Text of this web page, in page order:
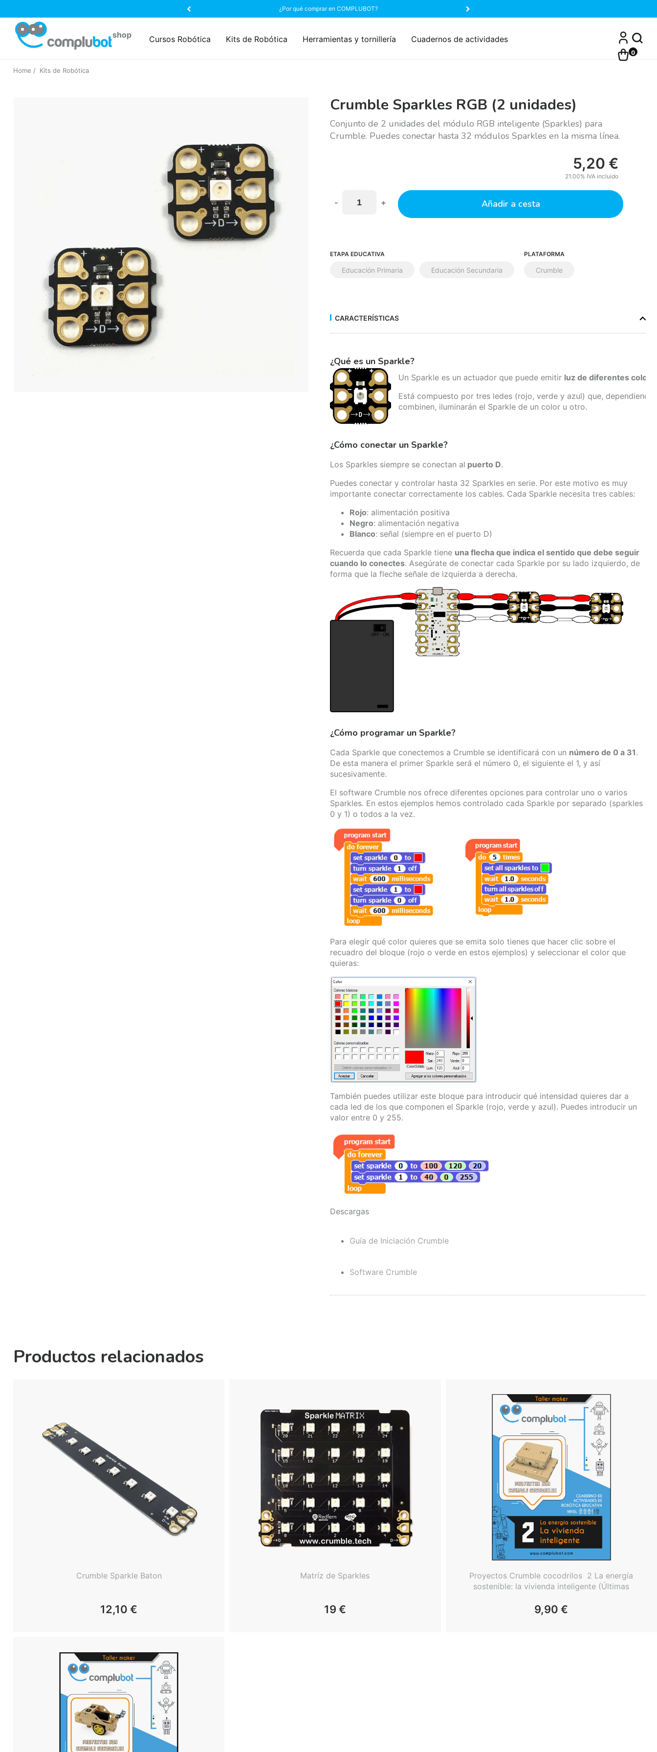
¿Por qué comprar en COMPLUBOT?
0
Cursos Robótica Kits de Robótica Herramientas y tornillería Cuadernos de actividades
Home Kits de Robótica
Crumble Sparkles RGB (2 unidades)
Conjunto de 2 unidades del módulo RGB inteligente (Sparkles) para
Crumble. Puedes conectar hasta 32 módulos Sparkles en la misma línea.
5,20 €
21.00% IVA incluido
- + Añadir a cesta
ETAPA EDUCATIVA
Educación Primaria Educación Secundaria
PLATAFORMA
Crumble
CARACTERÍSTICAS
¿Qué es un Sparkle?
Un Sparkle es un actuador que puede emitir luz de diferentes
Está compuesto por tres ledes (rojo, verde y azul) que, dependiendo
combinen, iluminarán el Sparkle de un color u otro.
¿Cómo conectar un Sparkle?
Los Sparkles siempre se conectan al puerto D.
Puedes conectar y controlar hasta 32 Sparkles en serie. Por este motivo es muy
importante conectar correctamente los cables. Cada Sparkle necesita tres cables:
Rojo: alimentación positiva
Negro: alimentación negativa
Blanco: señal (siempre en el puerto D)
Recuerda que cada Sparkle tiene una flecha que indica el sentido que debe seguir
cuando lo conectes. Asegúrate de conectar cada Sparkle por su lado izquierdo, de
forma que la fleche señale de izquierda a derecha.
¿Cómo programar un Sparkle?
Cada Sparkle que conectemos a Crumble se identificará con un número de 0 a 31.
De esta manera el primer Sparkle será el número 0, el siguiente el 1, y así
sucesivamente.
El software Crumble nos ofrece diferentes opciones para controlar uno o varios
Sparkles. En estos ejemplos hemos controlado cada Sparkle por separado (sparkles
0 y 1) o todos a la vez.
Para elegir qué color quieres que se emita solo tienes que hacer clic sobre el
recuadro del bloque (rojo o verde en estos ejemplos) y seleccionar el color que
quieras:
También puedes utilizar este bloque para introducir qué intensidad quieres dar a
cada led de los que componen el Sparkle (rojo, verde y azul). Puedes introducir un
valor entre 0 y 255.
Descargas
Guía de Iniciación Crumble
Software Crumble
Productos relacionados
Crumble Sparkle Baton
12,10 €
Matríz de Sparkles
19 €
Proyectos Crumble cocodrilos  2 La energía
sostenible: la vivienda inteligente (Últimas
9,90 €